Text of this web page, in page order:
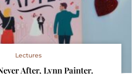
Lectures
After, Lynn Painter.